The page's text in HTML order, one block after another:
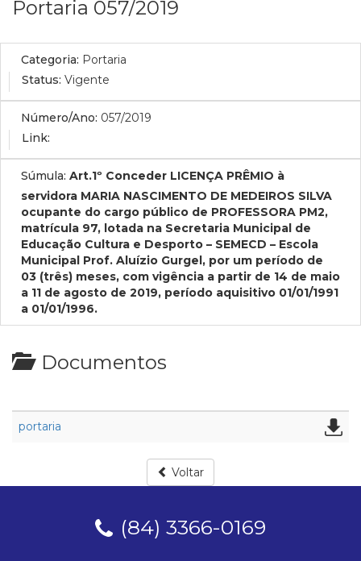
Portaria 057/2019
Categoria: Portaria
Status: Vigente
Número/Ano: 057/2019
Link:
Súmula: Art.1º Conceder LICENÇA PRÊMIO à
servidora MARIA NASCIMENTO DE MEDEIROS SILVA
ocupante do cargo público de PROFESSORA PM2,
matrícula 97, lotada na Secretaria Municipal de
Educação Cultura e Desporto – SEMECD – Escola
Municipal Prof. Aluízio Gurgel, por um período de
03 (três) meses, com vigência a partir de 14 de maio
a 11 de agosto de 2019, período aquisitivo 01/01/1991
a 01/01/1996.
Documentos
portaria
Voltar
(84) 3366-0169